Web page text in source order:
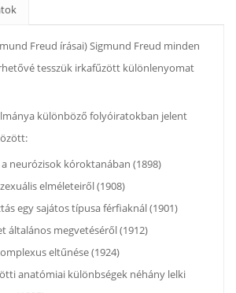
Freud írásai) Sigmund Freud minden
tesszük irkafűzött különlenyomat
különböző folyóiratokban jelent
neurózisok kóroktanában (1898)
elméleteiről (1908)
egy sajátos típusa férfiaknál (1901)
általános megvetéséről (1912)
eltűnése (1924)
anatómiai különbségek néhány lelki